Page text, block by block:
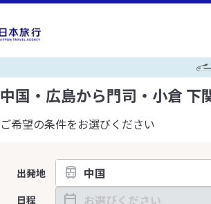
中国・広島から門司・小倉 下
ご希望の条件をお選びください
出発地
日程